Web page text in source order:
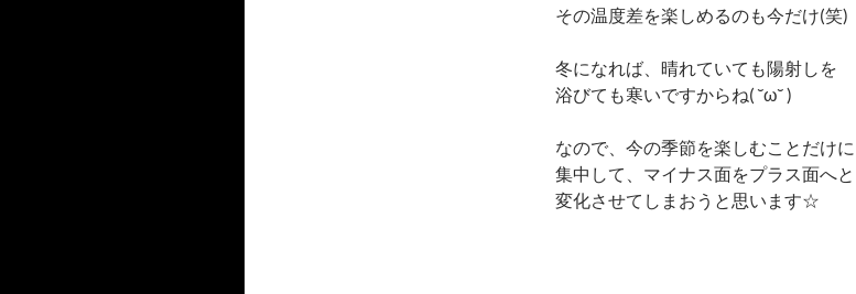
その温度差を楽しめるのも今だけ(笑)
冬になれば、晴れていても陽射しを
浴びても寒いですからね( ˘ω˘ )
なので、今の季節を楽しむことだけに
集中して、マイナス面をプラス面へと
変化させてしまおうと思います☆